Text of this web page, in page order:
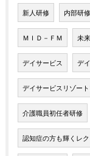
新人研修 内部研修
ＭＩＤ－ＦＭ 未
デイサービス デ
デイサービスリゾー
介護職員初任者研修
認知症の方も輝くレク